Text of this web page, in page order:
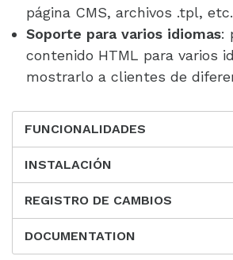
página CMS, archivos .tpl,
Soporte para varios idiomas:
contenido HTML para varios
mostrarlo a clientes de
FUNCIONALIDADES
INSTALACIÓN
REGISTRO DE CAMBIOS
DOCUMENTATION